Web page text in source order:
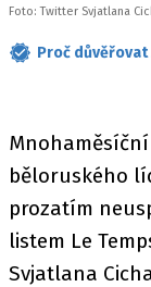
Foto: Twitter Svjatlana
Proč
běloruského
prozatím
listem Le
Svjatlana